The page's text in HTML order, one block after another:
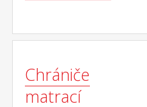
Chrániče
matrací